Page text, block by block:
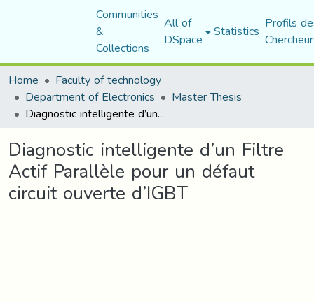
Communities
&
Collections
All of
DSpace Statistics Profils
Home
Faculty of technology
Department of Electronics Master Thesis
Diagnostic intelligente d’un Filtre Actif Parallèle pour un défaut circuit ouverte d’IGBT
Diagnostic intelligente d’un Filtre
Actif Parallèle pour un défaut
circuit ouverte d’IGBT